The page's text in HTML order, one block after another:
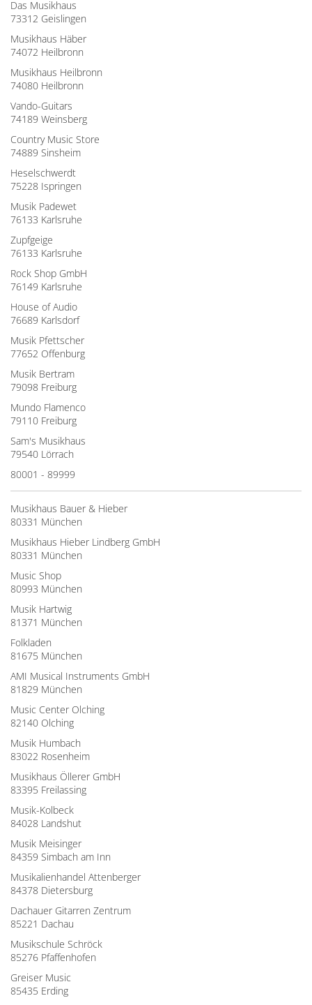
Das Musikhaus
73312 Geislingen
Musikhaus Häber
74072 Heilbronn
Musikhaus Heilbronn
74080 Heilbronn
Vando-Guitars
74189 Weinsberg
Country Music Store
74889 Sinsheim
Heselschwerdt
75228 Ispringen
Musik Padewet
76133 Karlsruhe
Zupfgeige
76133 Karlsruhe
Rock Shop GmbH
76149 Karlsruhe
House of Audio
76689 Karlsdorf
Musik Pfettscher
77652 Offenburg
Musik Bertram
79098 Freiburg
Mundo Flamenco
79110 Freiburg
Sam's Musikhaus
79540 Lörrach
80001 - 89999
Musikhaus Bauer & Hieber
80331 München
Musikhaus Hieber Lindberg GmbH
80331 München
Music Shop
80993 München
Musik Hartwig
81371 München
Folkladen
81675 München
AMI Musical Instruments GmbH
81829 München
Music Center Olching
82140 Olching
Musik Humbach
83022 Rosenheim
Musikhaus Öllerer GmbH
83395 Freilassing
Musik-Kolbeck
84028 Landshut
Musik Meisinger
84359 Simbach am Inn
Musikalienhandel Attenberger
84378 Dietersburg
Dachauer Gitarren Zentrum
85221 Dachau
Musikschule Schröck
85276 Pfaffenhofen
Greiser Music
85435 Erding